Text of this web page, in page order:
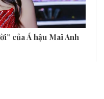
của Á hậu Mai Anh